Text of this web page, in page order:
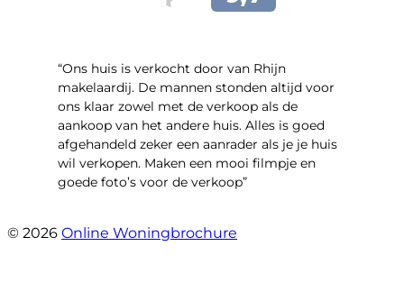
“Ons huis is verkocht door van Rhijn
makelaardij. De mannen stonden altijd voor
ons klaar zowel met de verkoop als de
aankoop van het andere huis. Alles is goed
afgehandeld zeker een aanrader als je je huis
wil verkopen. Maken een mooi filmpje en
goede foto’s voor de verkoop”
© 2026 Online Woningbrochure